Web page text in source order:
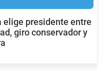
elige presidente entre
giro conservador y